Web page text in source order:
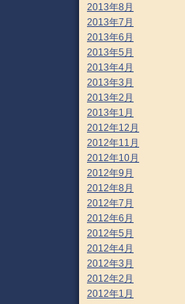
2013年8月
2013年7月
2013年6月
2013年5月
2013年4月
2013年3月
2013年2月
2013年1月
2012年12月
2012年11月
2012年10月
2012年9月
2012年8月
2012年7月
2012年6月
2012年5月
2012年4月
2012年3月
2012年2月
2012年1月